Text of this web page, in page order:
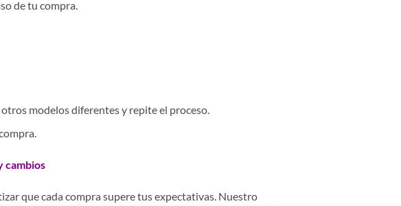
de tu compra.
modelos diferentes y repite el proceso.
cambios
que cada compra supere tus expectativas. Nuestro